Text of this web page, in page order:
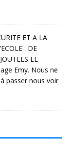
ET A LA
: DE
LE
Emy. Nous ne
à passer nous voir